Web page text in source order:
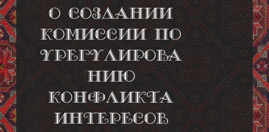
о создании
комиссии по
урегулирова
нию
конфликта
интересов